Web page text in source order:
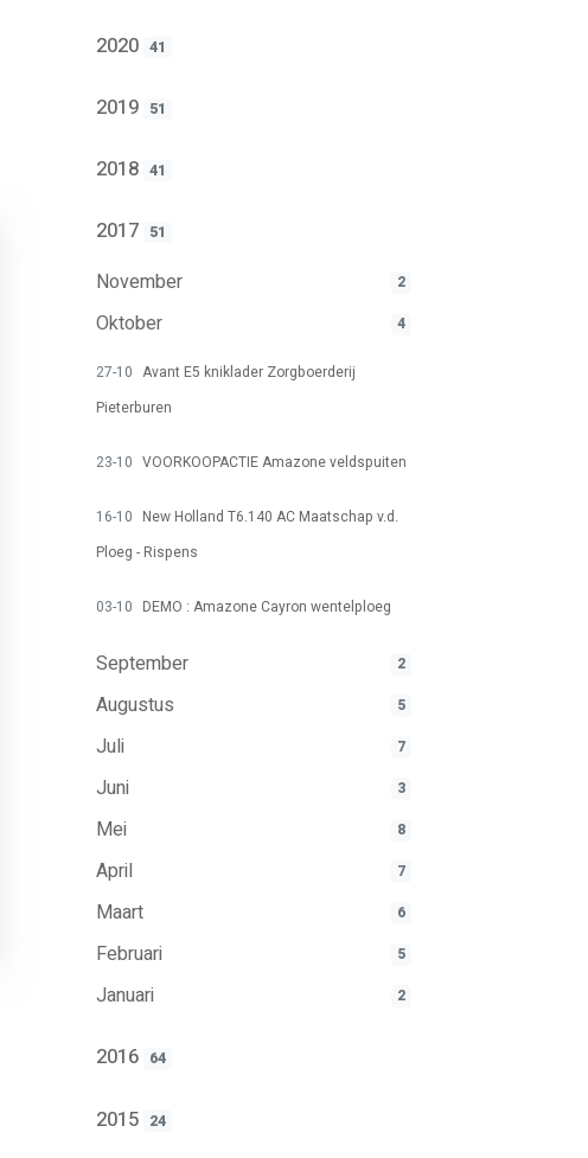
2020 41
2019 51
2018 41
2017 51
November 2
Oktober 4
27-10 Avant E5 kniklader Zorgboerderij
Pieterburen
23-10 VOORKOOPACTIE Amazone veldspuiten
16-10 New Holland T6.140 AC Maatschap v.d.
Ploeg - Rispens
03-10 DEMO : Amazone Cayron wentelploeg
September 2
Augustus 5
Juli 7
Juni 3
Mei 8
April 7
Maart 6
Februari 5
Januari 2
2016 64
2015 24